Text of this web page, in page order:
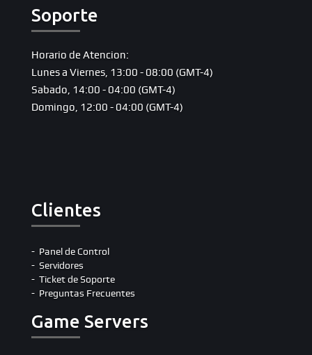
Soporte
Horario de Atencion:
Lunes a Viernes, 13:00 - 08:00 (GMT-4)
Sabado, 14:00 - 04:00 (GMT-4)
Domingo, 12:00 - 04:00 (GMT-4)
Clientes
Panel de Control
Servidores
Ticket de Soporte
Preguntas Frecuentes
Game Servers